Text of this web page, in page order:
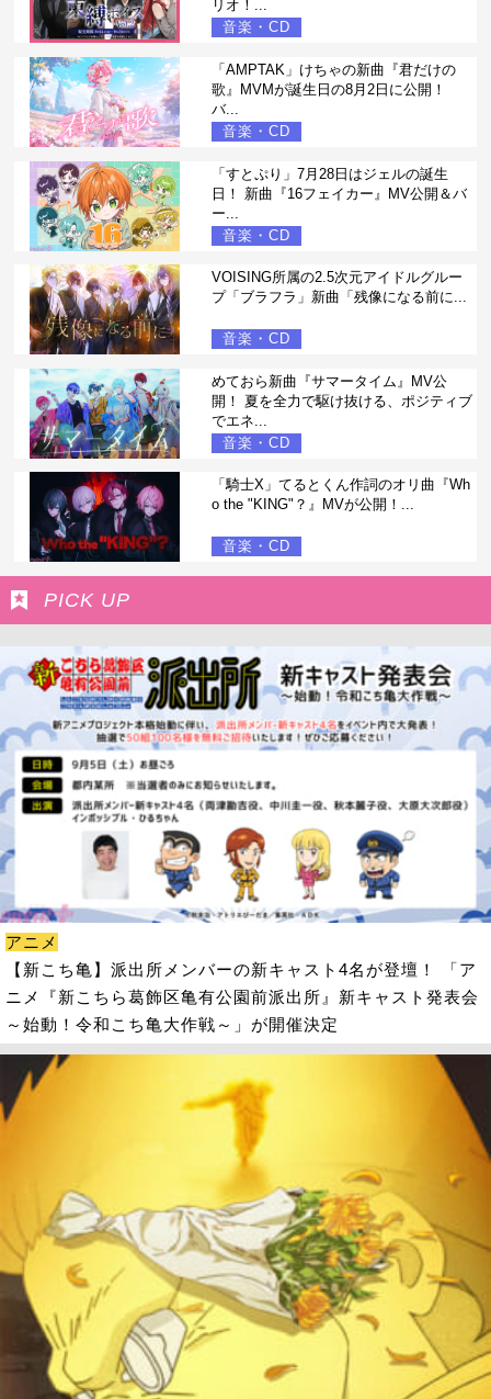
リオ！...
音楽・CD
「AMPTAK」けちゃの新曲『君だけの
歌』MVMが誕生日の8月2日に公開！
バ...
音楽・CD
「すとぷり」7月28日はジェルの誕生
日！ 新曲『16フェイカー』MV公開＆バ
ー...
音楽・CD
VOISING所属の2.5次元アイドルグルー
プ「ブラフラ」新曲「残像になる前に...
音楽・CD
めておら新曲『サマータイム』MV公
開！ 夏を全力で駆け抜ける、ポジティブ
でエネ...
音楽・CD
「騎士X」てるとくん作詞のオリ曲『Wh
o the "KING"？』MVが公開！...
音楽・CD
PICK UP
アニメ
【新こち亀】派出所メンバーの新キャスト4名が登壇！ 「ア
ニメ『新こちら葛飾区亀有公園前派出所』新キャスト発表会
～始動！令和こち亀大作戦～」が開催決定